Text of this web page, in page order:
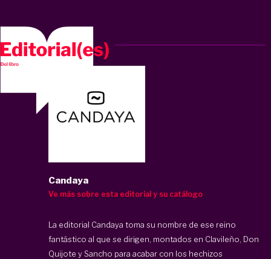
Candaya
Ve más sobre esta editorial y su catálogo
La editorial Candaya toma su nombre de ese reino
fantástico al que se dirigen, montados en Clavileño, Don
Quijote y Sancho para acabar con los hechizos